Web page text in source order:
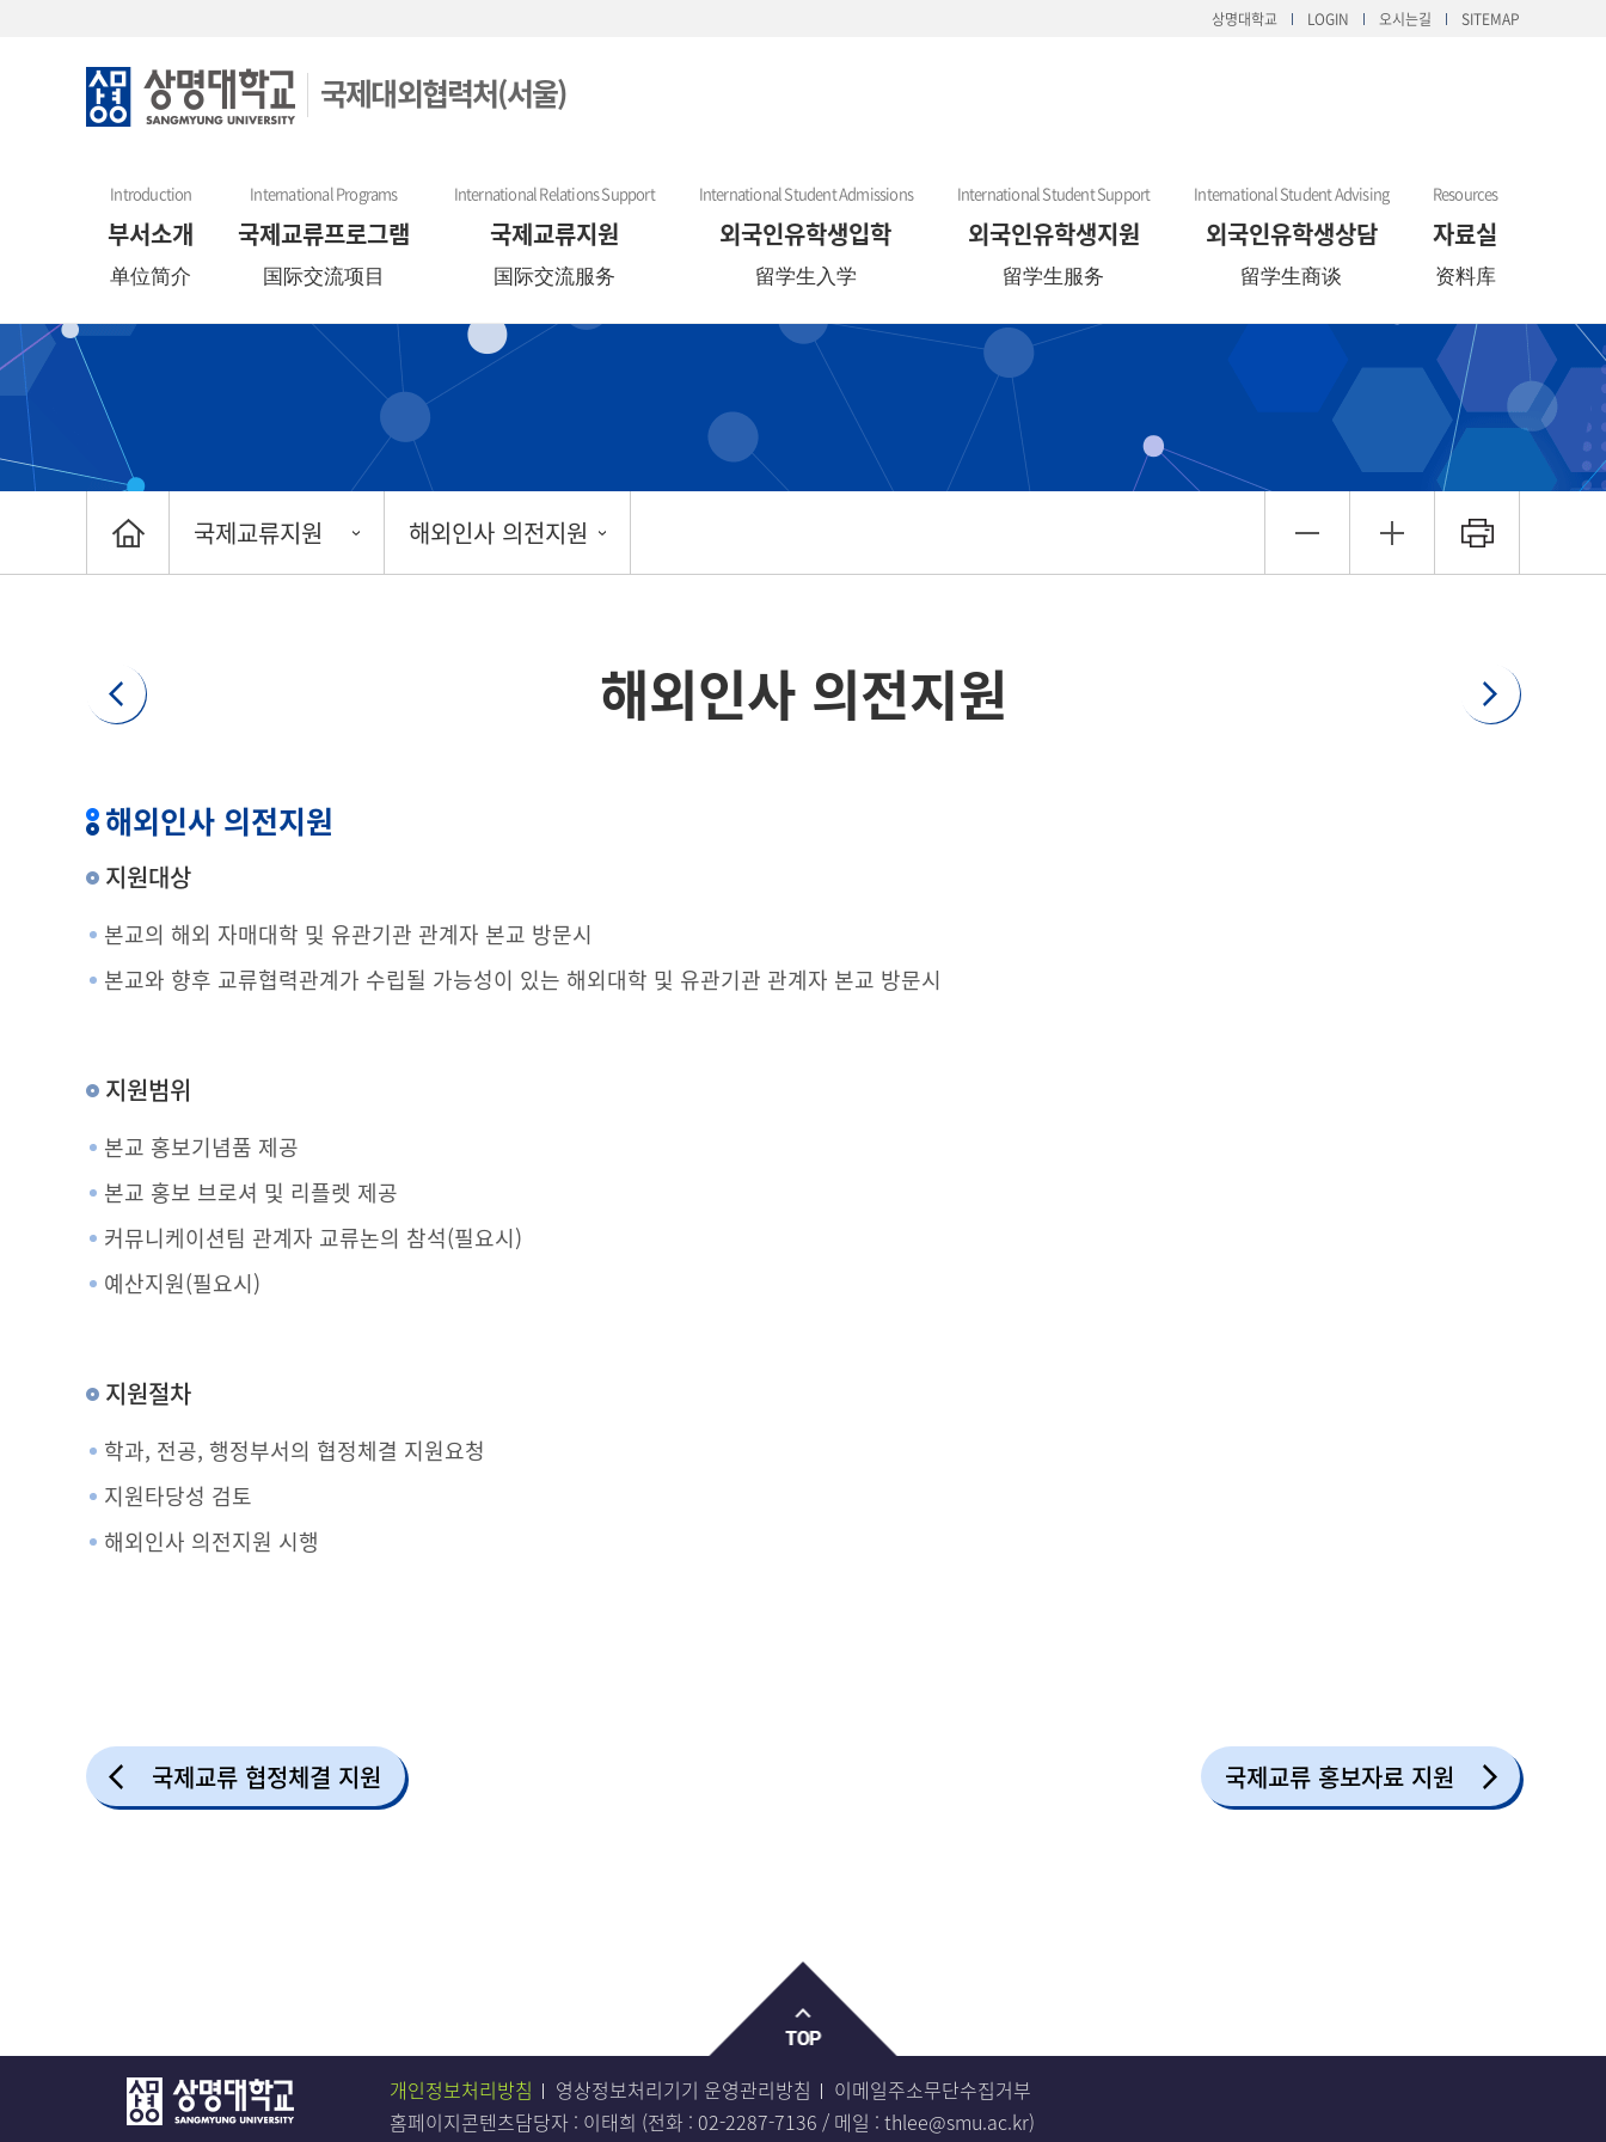
상명대학교 LOGIN 오시는길 SITEMAP
국제대외협력처(서울)
Introduction
부서소개
单位简介
International Programs
국제교류프로그램
国际交流项目
International Relations Support
국제교류지원
国际交流服务
International Student Admissions
외국인유학생입학
留学生入学
International Student Support
외국인유학생지원
留学生服务
International Student Advising
외국인유학생상담
留学生商谈
Resources
자료실
资料库
국제교류지원 해외인사 의전지원
해외인사 의전지원
해외인사 의전지원
지원대상
본교의 해외 자매대학 및 유관기관 관계자 본교 방문시
본교와 향후 교류협력관계가 수립될 가능성이 있는 해외대학 및 유관기관 관계자 본교 방문시
지원범위
본교 홍보기념품 제공
본교 홍보 브로셔 및 리플렛 제공
커뮤니케이션팀 관계자 교류논의 참석(필요시)
예산지원(필요시)
지원절차
학과, 전공, 행정부서의 협정체결 지원요청
지원타당성 검토
해외인사 의전지원 시행
국제교류 협정체결 지원 국제교류 홍보자료 지원
개인정보처리방침 영상정보처리기기 운영관리방침
이메일주소무단수집거부
홈페이지콘텐츠담당자 : 이태희 (전화 : 02-2287-7136 / 메일 : thlee@smu.ac.kr)